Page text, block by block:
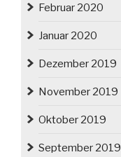
Februar 2020
Januar 2020
Dezember 2019
November 2019
Oktober 2019
September 2019